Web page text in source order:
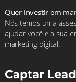
Quer investir em
Nós temos uma
ajudar você e a sua
marketing digital.
Captar